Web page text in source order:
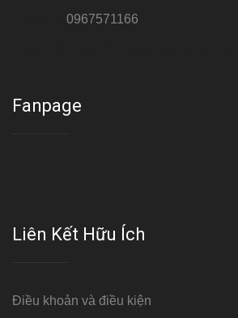
0967571166
Fanpage
Liên Kết Hữu Ích
Điều khoản và điều kiện